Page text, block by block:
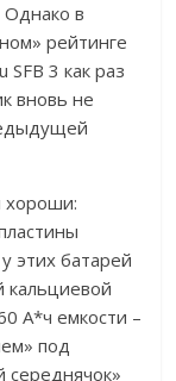
Однако в
рейтинге
3 как раз
вновь не
хороши:
этих батарей
кальциевой
А*ч емкости –
под
середнячок»